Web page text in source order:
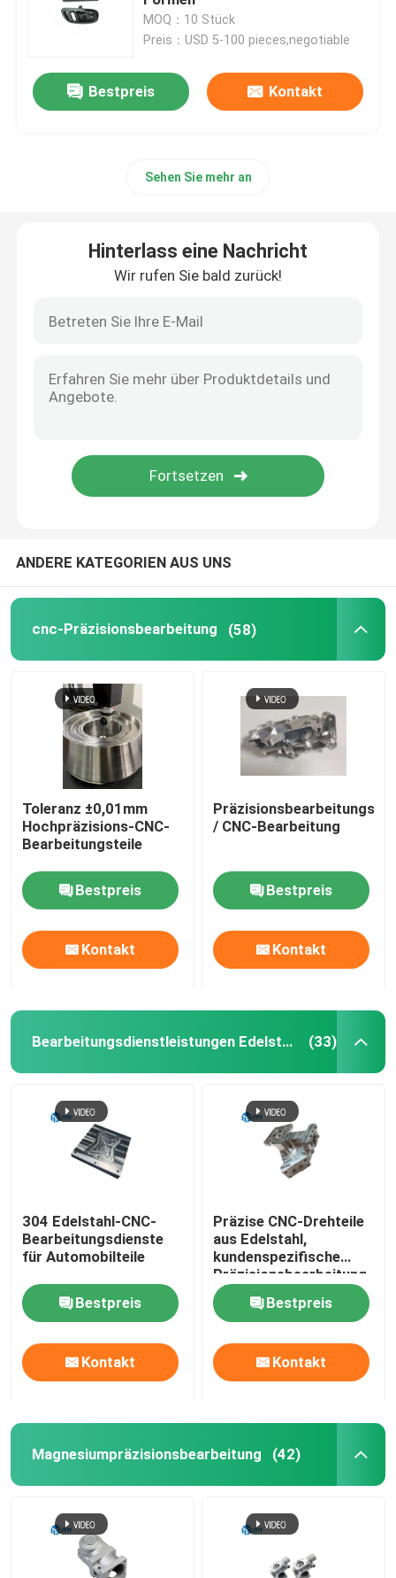
cnc-Präzisionsbearbeitung
Bearbeitungsdienstleistungen Edelstahl CNC
Maschinelle Bearbeitung CNC der geringen Lautstärke
Blechbearbeitungsdienst
Cnc-Prägeservice
Plastikspritzenservice
Vakuumguss und schnelle Prototypenfertigung
Benutzerdefinierte 3D-Druckdienste
Herstellung von Schimmelformen nach Maßgabe
Dienstleistungen im Bereich der Aluminium-Extrusion
Wire EDM-Dienstleistungen
Oberflächenbehandlungsdienstleistungen
MOQ：10 Stück
Preis：USD 5-100 pieces,negotiable
Bestpreis Kontakt
Sehen Sie mehr an
Hinterlass eine Nachricht
Wir rufen Sie bald zurück!
ANDERE KATEGORIEN AUS UNS
cnc-Präzisionsbearbeitung (58)
Toleranz ±0,01mm
Hochpräzisions-CNC-
Bearbeitungsteile
Bestpreis
Kontakt
/ CNC-Bearbeitung
Bestpreis
Kontakt
Bearbeitungsdienstleistungen Edelstahl CNC (33)
304 Edelstahl-CNC-
Bearbeitungsdienste
für Automobilteile
Bestpreis
Kontakt
Präzise CNC-Drehteile
aus Edelstahl,
kundenspezifische
Präzisionsbearbeitung
Bestpreis
Kontakt
Magnesiumpräzisionsbearbeitung (42)